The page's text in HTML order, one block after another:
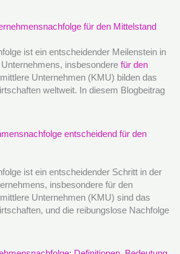
für den Mittelstand
ist ein entscheidender Meilenstein in
insbesondere für den
Unternehmen (KMU) bilden das
weltweit. In diesem Blogbeitrag
entscheidend für den
ist ein entscheidender Schritt in der
insbesondere für den
Unternehmen (KMU) sind das
und die reibungslose Nachfolge